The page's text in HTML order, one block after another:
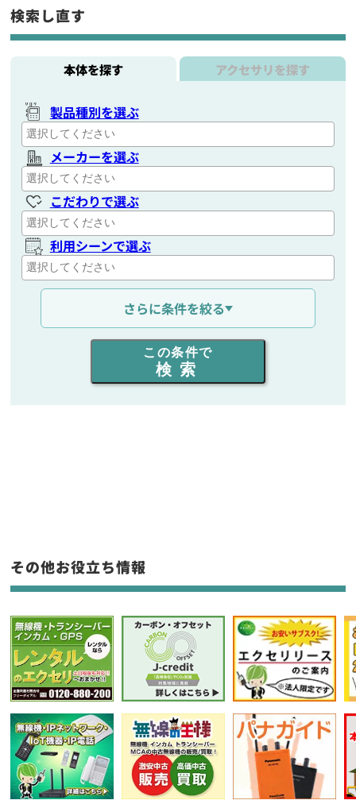
検索し直す
本体を探す アクセサリを探す
製品種別を選ぶ
メーカーを選ぶ
こだわりで選ぶ
利用シーンで選ぶ
通信距離を選ぶ
出力を選ぶ
同時通話人数を選ぶ
フリーワード入力(製品名等)
選択条件をリセット
さらに条件を絞る
この条件で
検索
その他お役立ち情報